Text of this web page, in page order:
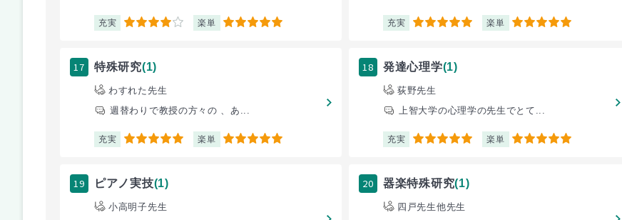
充実 4 楽単 5 充実 5 楽単 5
17 特殊研究(1)
わすれた先生
週替わりで教授の方々の 、あ...
充実 5 楽単 5
18 発達心理学(1)
荻野先生
上智大学の心理学の先生でとて...
充実 5 楽単 5
19 ピアノ実技(1)
小高明子先生
20 器楽特殊研究(1)
四戸先生他先生